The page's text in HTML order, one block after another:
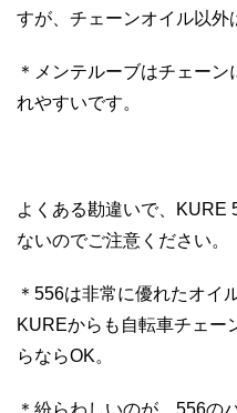
すが、チェーンオイル以外
＊メンテルーブはチェー
れやすいです。
よくある勘違いで、KURE
ないのでご注意ください。
＊556は非常に優れたオイ
KUREからも自転車チェー
らならOK。
＊紛らわしいのが、556の